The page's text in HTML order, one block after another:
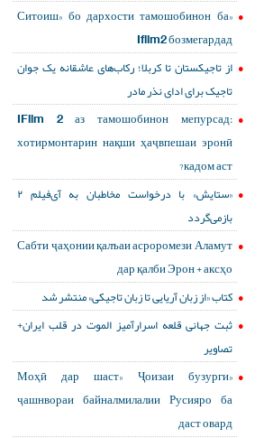
«Ситоиш» бо дархости тамошобинон ба
Ifilm2 бозмегардад
از تاجیکستان تا کربلا؛ رکاب‌های عاشقانه یک جوان
تاجیک برای ادای نذر مادر
IFilm 2 аз тамошобинон мепурсад:
хотирмонтарин нақши ҳаҷвпешаи эронӣ
кадом аст?
«ستایش» با درخواست مخاطبان به آی‌فیلم ۲
بازمی‌گردد
Сабти ҷаҳонии қалъаи асроромези Аламут
дар қалби Эрон + аксҳо
کتاب «از زبان آریایی تا زبان تاجیکی» منتشر شد
ثبت جهانی قلعه اسرارآمیز الموت در قلب ایران+
تصاویر
«Моҳӣ дар шаст» Ҷоизаи бузурги
ҷашнвораи байналмилалии Русияро ба
даст овард